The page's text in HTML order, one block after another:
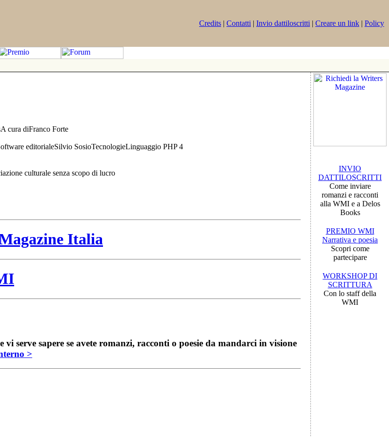
Credits | Contatti | Invio dattiloscritti | Creare un link | Policy
cura diFranco Forte
editorialeSilvio SosioTecnologieLinguaggio PHP 4
culturale senza scopo di lucro
Italia
serve sapere se avete romanzi, racconti o poesie da mandarci in visione
>
INVIO
DATTILOSCRITTI
Come inviare
romanzi e racconti
alla WMI e a Delos
Books
PREMIO WMI
Narrativa e poesia
Scopri come
partecipare
WORKSHOP DI
SCRITTURA
Con lo staff della
WMI